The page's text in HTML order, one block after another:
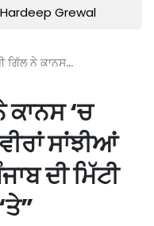
Hardeep Grewal
ਗਿੱਲ ਨੇ ਕਾਨਸ...
ਕਾਨਸ ‘ਚ
ਸਾਂਝੀਆਂ
ਦੀ ਮਿੱਟੀ